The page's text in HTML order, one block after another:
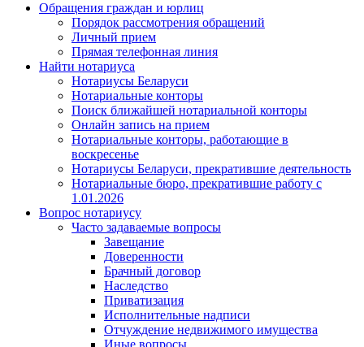
Обращения граждан и юрлиц
Порядок рассмотрения обращений
Личный прием
Прямая телефонная линия
Найти нотариуса
Нотариусы Беларуси
Нотариальные конторы
Поиск ближайшей нотариальной конторы
Онлайн запись на прием
Нотариальные конторы, работающие в
воскресенье
Нотариусы Беларуси, прекратившие деятельность
Нотариальные бюро, прекратившие работу с
1.01.2026
Вопрос нотариусу
Часто задаваемые вопросы
Завещание
Доверенности
Брачный договор
Наследство
Приватизация
Исполнительные надписи
Отчуждение недвижимого имущества